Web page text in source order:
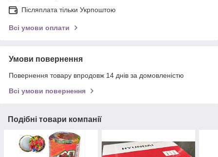
Післяплата тільки Укрпоштою
Всі умови оплати
Умови повернення
Повернення товару впродовж 14 днів за домовленістю
Всі умови повернення
Подібні товари компанії